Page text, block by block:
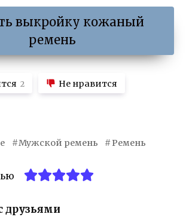
выкройку кожаный
ремень
2 Не нравится
Мужской ремень Ремень
друзьями